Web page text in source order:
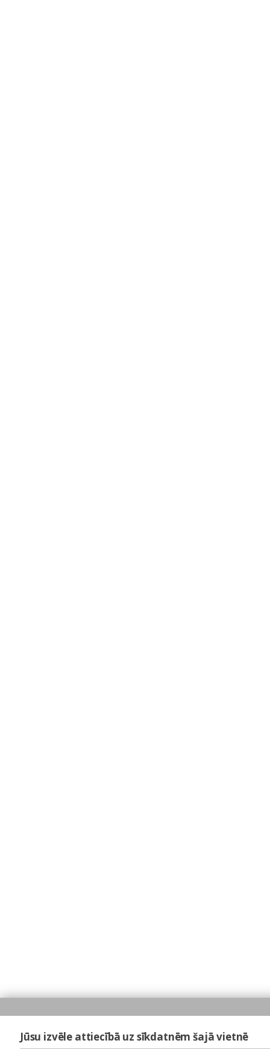
Jūsu izvēle attiecībā uz sīkdatnēm šajā vietnē